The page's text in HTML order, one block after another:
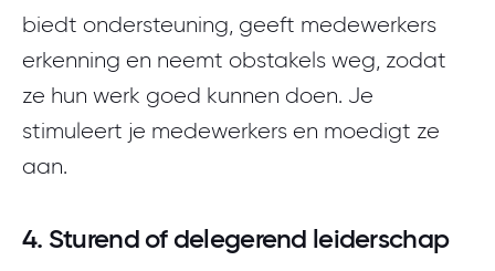
biedt ondersteuning, geeft medewerkers
erkenning en neemt obstakels weg, zodat
ze hun werk goed kunnen doen. Je
stimuleert je medewerkers en moedigt ze
aan.
4. Sturend of delegerend leiderschap